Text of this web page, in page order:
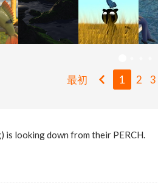
最初 1 2 3
is looking down from their PERCH.